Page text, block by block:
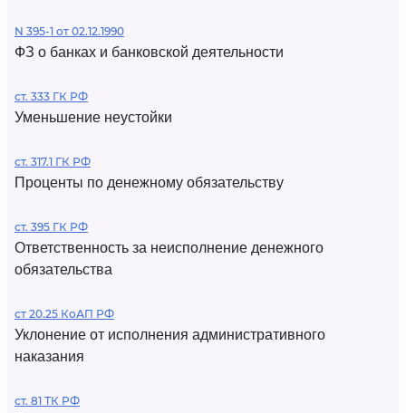
N 395-1 от 02.12.1990
ФЗ о банках и банковской деятельности
ст. 333 ГК РФ
Уменьшение неустойки
ст. 317.1 ГК РФ
Проценты по денежному обязательству
ст. 395 ГК РФ
Ответственность за неисполнение денежного
обязательства
ст 20.25 КоАП РФ
Уклонение от исполнения административного
наказания
ст. 81 ТК РФ